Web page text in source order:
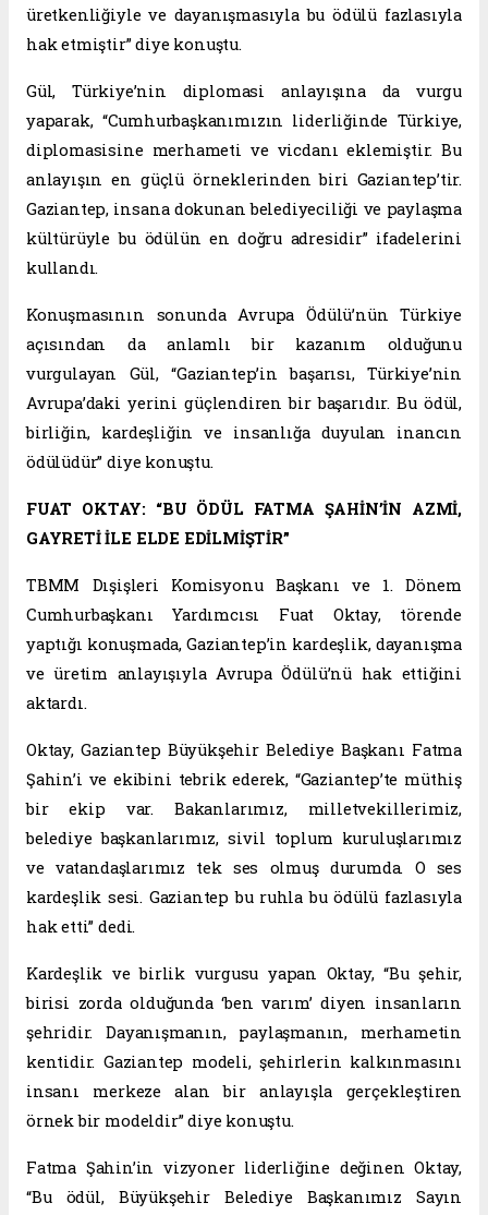
üretkenliğiyle ve dayanışmasıyla bu ödülü fazlasıyla
hak etmiştir” diye konuştu.
Gül, Türkiye’nin diplomasi anlayışına da vurgu
yaparak, “Cumhurbaşkanımızın liderliğinde Türkiye,
diplomasisine merhameti ve vicdanı eklemiştir. Bu
anlayışın en güçlü örneklerinden biri Gaziantep’tir.
Gaziantep, insana dokunan belediyeciliği ve paylaşma
kültürüyle bu ödülün en doğru adresidir” ifadelerini
kullandı.
Konuşmasının sonunda Avrupa Ödülü’nün Türkiye
açısından da anlamlı bir kazanım olduğunu
vurgulayan Gül, “Gaziantep’in başarısı, Türkiye’nin
Avrupa’daki yerini güçlendiren bir başarıdır. Bu ödül,
birliğin, kardeşliğin ve insanlığa duyulan inancın
ödülüdür” diye konuştu.
FUAT OKTAY: “BU ÖDÜL FATMA ŞAHİN’İN AZMİ,
GAYRETİ İLE ELDE EDİLMİŞTİR”
TBMM Dışişleri Komisyonu Başkanı ve 1. Dönem
Cumhurbaşkanı Yardımcısı Fuat Oktay, törende
yaptığı konuşmada, Gaziantep’in kardeşlik, dayanışma
ve üretim anlayışıyla Avrupa Ödülü’nü hak ettiğini
aktardı.
Oktay, Gaziantep Büyükşehir Belediye Başkanı Fatma
Şahin’i ve ekibini tebrik ederek, “Gaziantep’te müthiş
bir ekip var. Bakanlarımız, milletvekillerimiz,
belediye başkanlarımız, sivil toplum kuruluşlarımız
ve vatandaşlarımız tek ses olmuş durumda. O ses
kardeşlik sesi. Gaziantep bu ruhla bu ödülü fazlasıyla
hak etti” dedi.
Kardeşlik ve birlik vurgusu yapan Oktay, “Bu şehir,
birisi zorda olduğunda ‘ben varım’ diyen insanların
şehridir. Dayanışmanın, paylaşmanın, merhametin
kentidir. Gaziantep modeli, şehirlerin kalkınmasını
insanı merkeze alan bir anlayışla gerçekleştiren
örnek bir modeldir” diye konuştu.
Fatma Şahin’in vizyoner liderliğine değinen Oktay,
“Bu ödül, Büyükşehir Belediye Başkanımız Sayın